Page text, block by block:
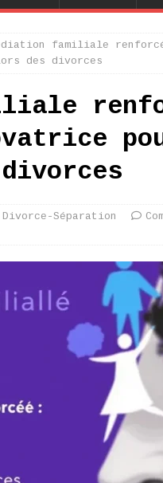
familiale
des divorces
Divorce-Séparation